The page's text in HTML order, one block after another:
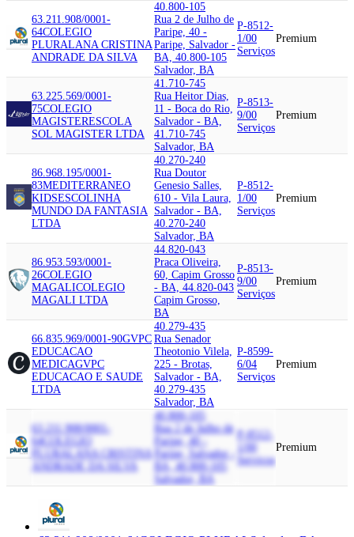
63.211.908/0001-
64COLEGIO
PLURALANA CRISTINA
ANDRADE DA SILVA
40.800-105
Rua 2 de Julho de
Paripe, 40 -
Paripe, Salvador -
BA, 40.800-105
Salvador, BA
P-8512-
1/00
Serviços
Premium
63.225.569/0001-
75COLEGIO
MAGISTERESCOLA
SOL MAGISTER LTDA
41.710-745
Rua Heitor Dias,
11 - Boca do Rio,
Salvador - BA,
41.710-745
Salvador, BA
P-8513-
9/00
Serviços
Premium
86.968.195/0001-
83MEDITERRANEO
KIDSESCOLINHA
MUNDO DA FANTASIA
LTDA
40.270-240
Rua Doutor
Genesio Salles,
610 - Vila Laura,
Salvador - BA,
40.270-240
Salvador, BA
P-8512-
1/00
Serviços
Premium
86.953.593/0001-
26COLEGIO
MAGALICOLEGIO
MAGALI LTDA
44.820-043
Praca Oliveira,
60, Capim Grosso
- BA, 44.820-043
Capim Grosso,
BA
P-8513-
9/00
Serviços
Premium
66.835.969/0001-90GVPC
EDUCACAO
MEDICAGVPC
EDUCACAO E SAUDE
LTDA
40.279-435
Rua Senador
Theotonio Vilela,
225 - Brotas,
Salvador - BA,
40.279-435
Salvador, BA
P-8599-
6/04
Serviços
Premium
63.211.908/0001-
64COLEGIO
PLURALANA CRISTINA
ANDRADE DA SILVA
40.800-105
Rua 2 de Julho de
Paripe, 40 -
Paripe, Salvador -
BA, 40.800-105
Salvador, BA
P-8512-
Serviços
Premium